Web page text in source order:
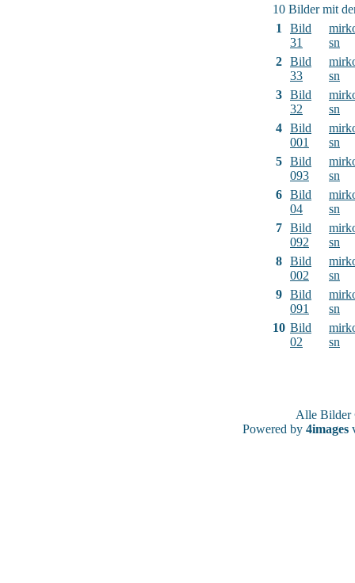
10 Bilder mit
1
Bild
31
sn
2 Bild
33
sn
3 Bild
32
sn
4 Bild
001
sn
5 Bild
093
sn
6 Bild
04
sn
7 Bild
092
sn
8 Bild
002
sn
9 Bild
091
sn
10 Bild
02
sn
Alle
Powered by 4images